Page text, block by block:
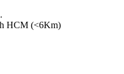
HCM (<6Km)